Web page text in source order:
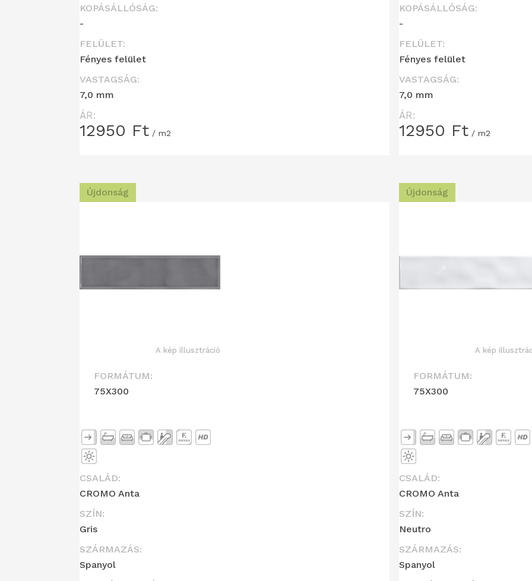
KOPÁSÁLLÓSÁG:
-
FELÜLET:
Fényes felület
VASTAGSÁG:
7,0 mm
ÁR:
12950 Ft / m2
KOPÁSÁLLÓSÁG:
-
FELÜLET:
Fényes felület
VASTAGSÁG:
7,0 mm
ÁR:
12950 Ft / m2
Újdonság
A kép illusztráció
FORMÁTUM:
75X300
CSALÁD:
CROMO Anta
SZÍN:
Gris
SZÁRMAZÁS:
Spanyol
Újdonság
A kép
FORMÁTUM:
75X300
CSALÁD:
CROMO Anta
SZÍN:
Neutro
SZÁRMAZÁS:
Spanyol